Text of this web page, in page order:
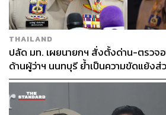
THAILAND
ปลัด มท. เผยนายกฯ สั่งตั้งด่าน-ตรวจอ
ด้านผู้ว่าฯ นนทบุรี ย้ำเป็นความขัดแย้งส่